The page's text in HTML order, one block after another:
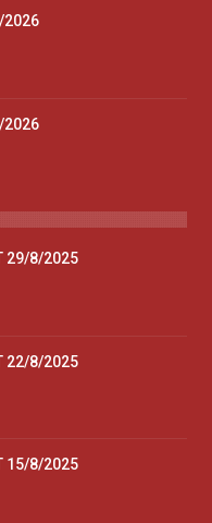
2026
2026
29/8/2025
22/8/2025
15/8/2025